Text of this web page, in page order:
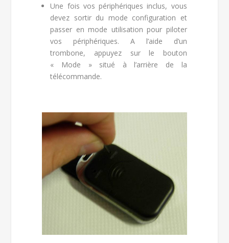
Une fois vos périphériques inclus, vous
devez sortir du mode configuration et
passer en mode utilisation pour piloter
vos périphériques. A l’aide d’un
trombone, appuyez sur le bouton
« Mode » situé à l’arrière de la
télécommande.